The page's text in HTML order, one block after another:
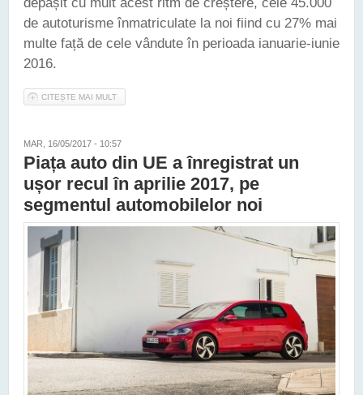
de autoturisme înmatriculate la noi fiind cu 27% mai
multe față de cele vândute în perioada ianuarie-iunie
2016.
CITEȘTE MAI MULT
MAR, 16/05/2017 - 10:57
Piața auto din UE a înregistrat un
ușor recul în aprilie 2017, pe
segmentul automobilelor noi